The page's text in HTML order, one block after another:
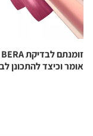
אומר וכיצד להתכונן